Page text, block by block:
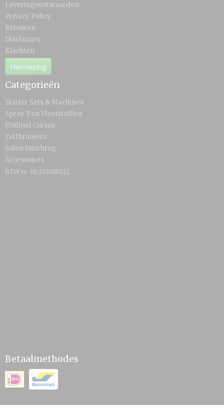
Leveringvoorwaarden
Privacy Policy
Retouren
Disclaimer
Klachten
Herroeping
Categorieën
Starter Sets & Machines
Spray Tan Vloeistoffen
(Online) Cursus
Zelfbruiners
Salon Inrichtng
Accessoires
BTW nr. NL103180112
Betaalmethodes